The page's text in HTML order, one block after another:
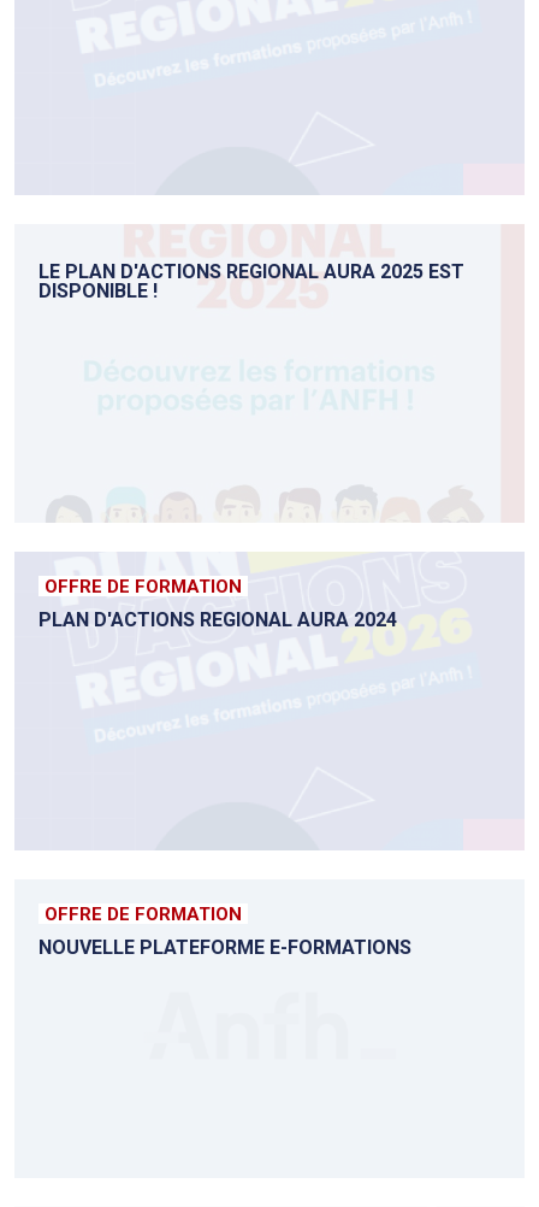
LE PLAN D'ACTIONS REGIONAL AURA 2025 EST
DISPONIBLE !
OFFRE DE FORMATION
PLAN D'ACTIONS REGIONAL AURA 2024
OFFRE DE FORMATION
NOUVELLE PLATEFORME E-FORMATIONS